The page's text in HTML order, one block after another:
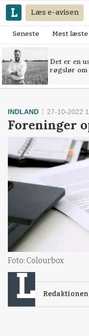
Læs e-avisen
Seneste Mest læste
Det er en
røgslør
INDLAND 27-10-2022
Foreninger
Foto: Colourbox
Redaktionen